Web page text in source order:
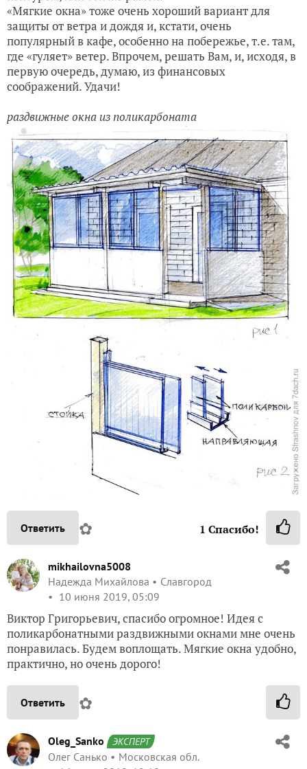
«Мягкие окна» тоже очень хороший вариант для
защиты от ветра и дождя и, кстати, очень
популярный в кафе, особенно на побережье, т.е. там,
где «гуляет» ветер. Впрочем, решать Вам, и, исходя, в
первую очередь, думаю, из финансовых
соображений. Удачи!
раздвижные окна из поликарбоната
Ответить ✿ 1 Спасибо!
mikhailovna5008
Надежда Михайлова
Славгород
10 июня 2019, 05:09
Виктор Григорьевич, спасибо огромное! Идея с
поликарбонатными раздвижными окнами мне очень
понравилась. Будем воплощать. Мягкие окна удобно,
практично, но очень дорого!
Ответить ✿
Oleg_Sanko ЭКСПЕРТ
Олег Санько
Московская обл.